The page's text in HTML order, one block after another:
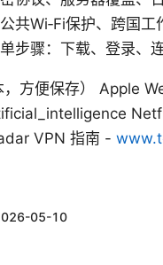
共Wi‑Fi保护、跨国
步骤：下载、登录、
，方便保存） Apple
VPN 指南 -
05-10